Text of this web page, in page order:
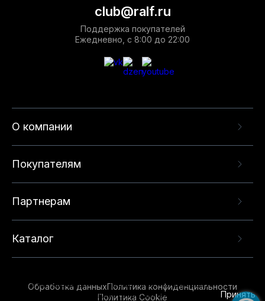
О компании
Покупателям
Партнерам
Каталог
club@ralf.ru
Поддержка покупателей
Ежедневно, с 8:00 до 22:00
Обработка данныхПолитика конфиденциальности
Политика Cookie
опыта на нашем сайте. Продолжая использовать
данный сайт, вы соглашаетесь с использованием
Принять